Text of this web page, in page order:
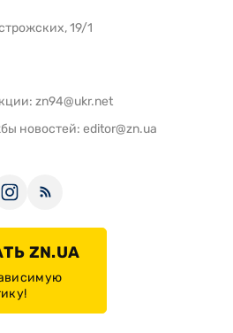
19/1
zn94@ukr.net
новостей: editor@zn.ua
ZN.UA